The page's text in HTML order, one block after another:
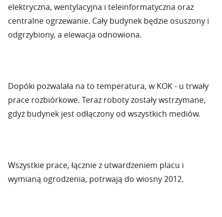
elektryczna, wentylacyjna i teleinformatyczna oraz
centralne ogrzewanie. Cały budynek będzie osuszony i
odgrzybiony, a elewacja odnowiona.
Dopóki pozwalała na to temperatura, w KOK - u trwały
prace rozbiórkowe. Teraz roboty zostały wstrzymane,
gdyż budynek jest odłączony od wszystkich mediów.
Wszystkie prace, łącznie z utwardzeniem placu i
wymianą ogrodzenia, potrwają do wiosny 2012.